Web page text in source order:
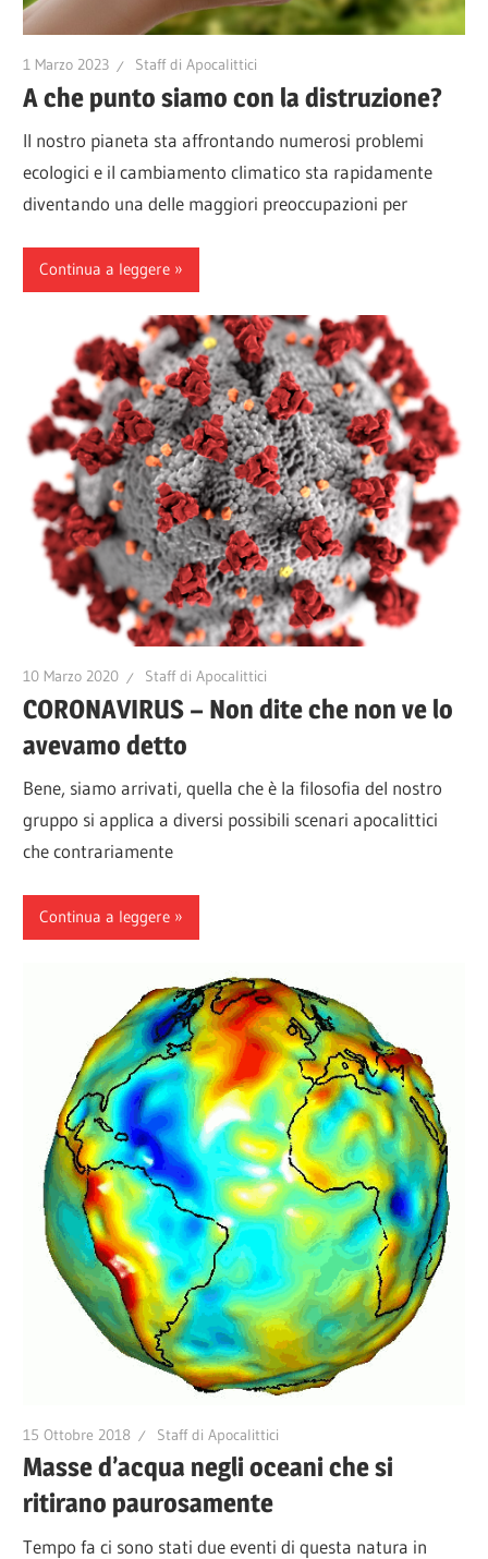
1 Marzo 2023 Staff di Apocalittici
A che punto siamo con la distruzione?
Il nostro pianeta sta affrontando numerosi problemi
ecologici e il cambiamento climatico sta rapidamente
diventando una delle maggiori preoccupazioni per
Continua a leggere
10 Marzo 2020 Staff di Apocalittici
CORONAVIRUS – Non dite che non ve lo
avevamo detto
Bene, siamo arrivati, quella che è la filosofia del nostro
gruppo si applica a diversi possibili scenari apocalittici
che contrariamente
Continua a leggere
15 Ottobre 2018 Staff di Apocalittici
Masse d’acqua negli oceani che si
ritirano paurosamente
Tempo fa ci sono stati due eventi di questa natura in